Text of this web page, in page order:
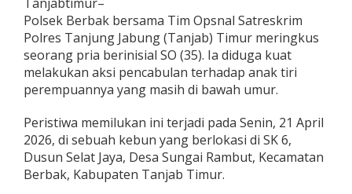
i
r
d
i
T
n
j
a
b
T
Polsek Berbak bersama Tim Opsnal Satreskrim
Polres Tanjung Jabung (Tanjab) Timur meringkus
seorang pria berinisial SO (35). Ia diduga kuat
melakukan aksi pencabulan terhadap anak tiri
perempuannya yang masih di bawah umur.
​Peristiwa memilukan ini terjadi pada Senin, 21 April
2026, di sebuah kebun yang berlokasi di SK 6,
Dusun Selat Jaya, Desa Sungai Rambut, Kecamatan
Berbak, Kabupaten Tanjab Timur.